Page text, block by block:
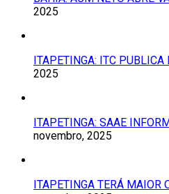
2025
ITAPETINGA: ITC PUBLICA
2025
ITAPETINGA: SAAE
novembro, 2025
ITAPETINGA TERÁ MAIOR